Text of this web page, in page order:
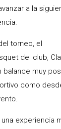
a la
torneo, el
del club,
balance muy
como
experiencia